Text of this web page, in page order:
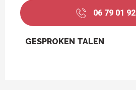
06 79 01 92
GESPROKEN TALEN
GESPROKEN TALEN